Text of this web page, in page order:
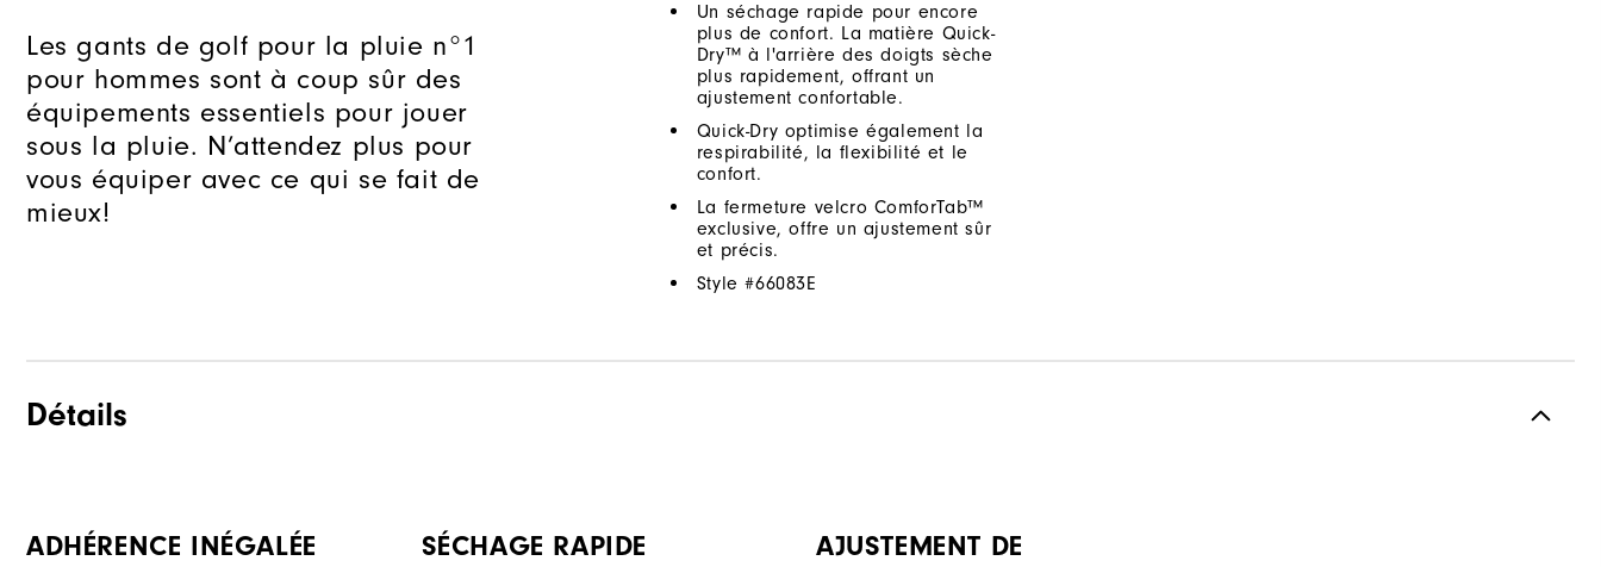
Les gants de golf pour la pluie n°1
pour hommes sont à coup sûr des
équipements essentiels pour jouer
sous la pluie. N’attendez plus pour
vous équiper avec ce qui se fait de
mieux!
Un séchage rapide pour encore
plus de confort. La matière Quick-
Dry™ à l'arrière des doigts sèche
plus rapidement, offrant un
ajustement confortable.
Quick-Dry optimise également la
respirabilité, la flexibilité et le
confort.
La fermeture velcro ComforTab™
exclusive, offre un ajustement sûr
et précis.
Style #66083E
Détails
ADHÉRENCE INÉGALÉE
SÉCHAGE RAPIDE
AJUSTEMENT DE